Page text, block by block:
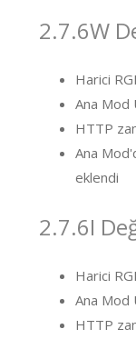
2.7.6W
Harici
Ana Mod
HTTP
Ana
eklendi
2.7.6I
Harici
Ana Mod
HTTP